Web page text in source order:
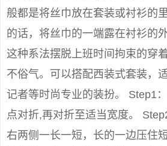
般都是将丝巾放在套装或衬衫的
的话，将丝巾的一端露在衬衫的
这种系法摆脱上班时间拘束的穿
不俗气。可以搭配西装式套装，
记者等时尚专业的装扮。 Step1
点对折,再对折至适当宽度。
右两侧一长一短，长的一边压住